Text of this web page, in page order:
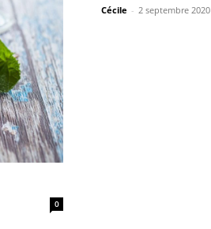
0
Cécile - 2 septembre 2020